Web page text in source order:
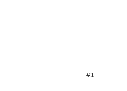
#1